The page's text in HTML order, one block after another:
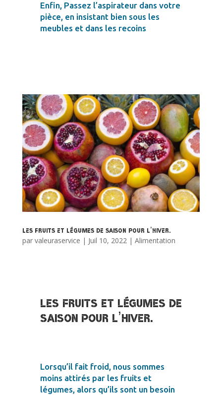
Enfin, Passez l’aspirateur dans votre
pièce, en insistant bien sous les
meubles et dans les recoins
Les fruits et légumes de saison pour l’hiver.
par valeuraservice | Juil 10, 2022| Alimentation
Les fruits et légumes de
saison pour l’hiver.
Lorsqu’il fait froid, nous sommes
moins attirés par les fruits et
légumes, alors qu’ils sont un besoin